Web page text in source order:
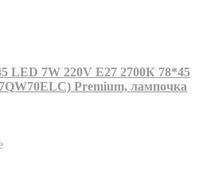
LED 7W 220V E27 2700К 78*45
Premium, лампочка